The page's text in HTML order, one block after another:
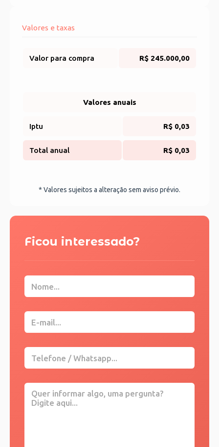
Valores e taxas
Valor para compra R$ 245.000,00
Valores anuais
Iptu R$ 0,03
Total anual R$ 0,03
* Valores sujeitos a alteração sem aviso prévio.
Ficou interessado?